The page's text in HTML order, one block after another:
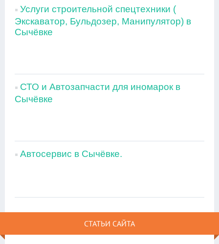
Услуги строительной спецтехники (
Экскаватор, Бульдозер, Манипулятор) в
Сычёвке
СТО и Автозапчасти для иномарок в
Сычёвке
Автосервис в Сычёвке.
СТАТЬИ САЙТА